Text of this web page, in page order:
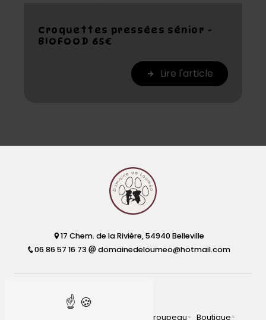
Croquettes pressées sénior -
BIOFOOD 65€
Lire l'article
17 Chem. de la Rivière, 54940 Belleville
06 86 57 16 73
domainedeloumeo@hotmail.com
Plan du site
Troupeau Boutique